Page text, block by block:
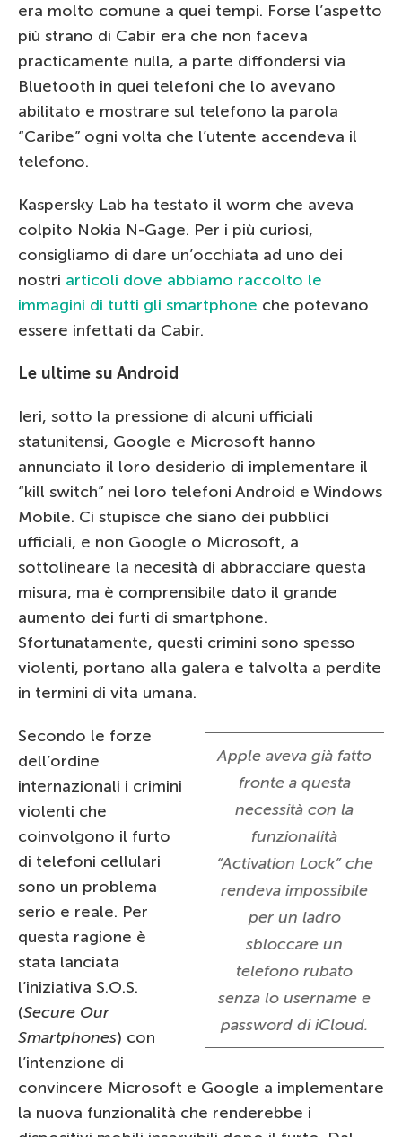
era molto comune a quei tempi. Forse l’aspetto
più strano di Cabir era che non faceva
practicamente nulla, a parte diffondersi via
Bluetooth in quei telefoni che lo avevano
abilitato e mostrare sul telefono la parola
“Caribe” ogni volta che l’utente accendeva il
telefono.
Kaspersky Lab ha testato il worm che aveva
colpito Nokia N-Gage. Per i più curiosi,
consigliamo di dare un’occhiata ad uno dei
nostri articoli dove abbiamo raccolto le
immagini di tutti gli smartphone che potevano
essere infettati da Cabir.
Le ultime su Android
Ieri, sotto la pressione di alcuni ufficiali
statunitensi, Google e Microsoft hanno
annunciato il loro desiderio di implementare il
“kill switch” nei loro telefoni Android e Windows
Mobile. Ci stupisce che siano dei pubblici
ufficiali, e non Google o Microsoft, a
sottolineare la necesità di abbracciare questa
misura, ma è comprensibile dato il grande
aumento dei furti di smartphone.
Sfortunatamente, questi crimini sono spesso
violenti, portano alla galera e talvolta a perdite
in termini di vita umana.
Apple aveva già fatto
fronte a questa
necessità con la
funzionalità
“Activation Lock” che
rendeva impossibile
per un ladro
sbloccare un
telefono rubato
senza lo username e
password di iCloud.
Secondo le forze
dell’ordine
internazionali i crimini
violenti che
coinvolgono il furto
di telefoni cellulari
sono un problema
serio e reale. Per
questa ragione è
stata lanciata
l’iniziativa S.O.S.
(Secure Our
Smartphones) con
l’intenzione di
convincere Microsoft e Google a implementare
la nuova funzionalità che renderebbe i